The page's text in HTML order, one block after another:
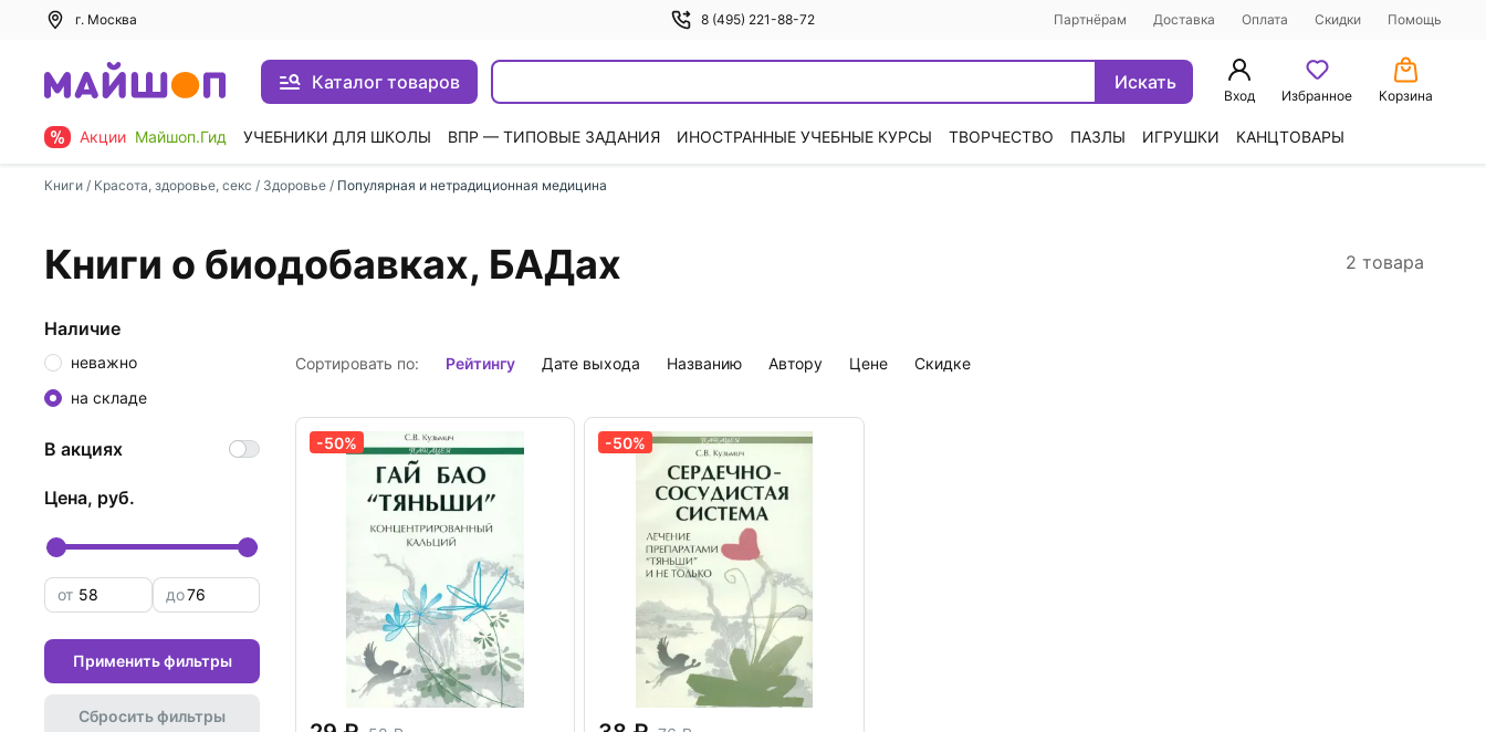
г. Москва 8 (495) 221-88-72 Партнёрам Доставка Оплата Скидки Помощь
Каталог товаров Искать
Вход Избранное Корзина
Акции Майшоп.Гид УЧЕБНИКИ ДЛЯ ШКОЛЫ ВПР — ТИПОВЫЕ ЗАДАНИЯ ИНОСТРАННЫЕ УЧЕБНЫЕ КУРСЫ ТВОРЧЕСТВО ПАЗЛЫ ИГРУШКИ КАНЦТОВАРЫ
Книги / Красота, здоровье, секс / Здоровье / Популярная и нетрадиционная медицина
Книги о биодобавках, БАДах 2 товара
Сортировать по: рейтингу дате выхода названию автору цене скидке
-50% -50%
Наличие
неважно
на складе
В акциях
цена, руб.
от до
Применить фильтры
Сбросить фильтры